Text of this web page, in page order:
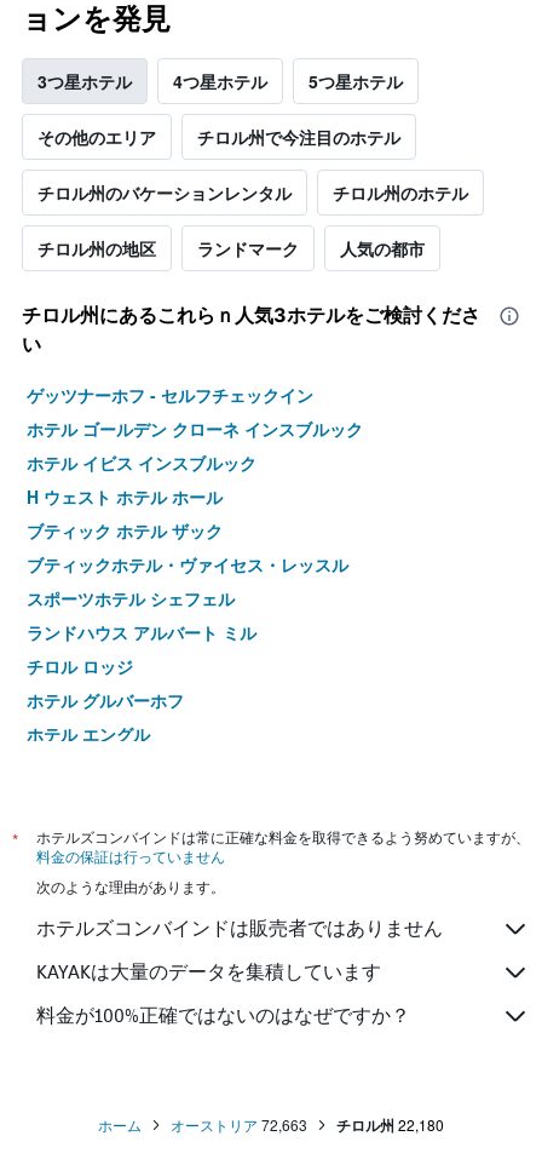
ョンを発見
3つ星ホテル 4つ星ホテル 5つ星ホテル
その他のエリア チロル州で今注目のホテル
チロル州のバケーションレンタル チロル州のホテル
チロル州の地区 ランドマーク 人気の都市
チロル州​にあるこれらｎ人気3ホテルをご検討くださ
い
ゲッツナーホフ - セルフチェックイン
ホテル ゴールデン クローネ インスブルック
ホテル イビス インスブルック
H ウェスト ホテル ホール
ブティック ホテル ザック
ブティックホテル・ヴァイセス・レッスル
スポーツホテル シェフェル
ランドハウス アルバート ミル
チロル ロッジ
ホテル グルバーホフ
ホテル エングル
オールインクルーシブ ホテル ローマン
Pension Hinterseer
ホテル スポートペンション ジンガー
ホテル ノイエ ポスト
*
ホテルズコンバインドは常に正確な料金を取得できるよう努めていますが、
料金の保証は行っていません
次のような理由があります。
ホテルズコンバインドは販売者ではありません
KAYAKは大量のデータを集積しています
料金が100%正確ではないのはなぜですか？
ホーム オーストリア 72,663 チロル州 22,180